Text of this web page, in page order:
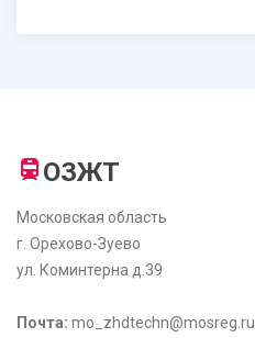
ОЗЖТ
Московская область
г. Орехово-Зуево
ул. Коминтерна д.39
Почта: mo_zhdtechn@mosreg.ru